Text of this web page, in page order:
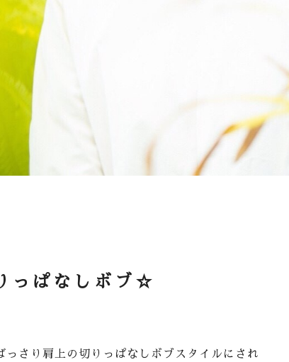
っぱなしボブ☆
さり肩上の切りっぱなしボブスタイルにされ